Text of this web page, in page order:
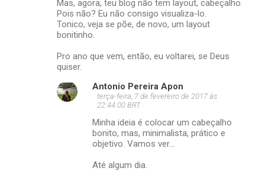
Mas, agora, teu blog não tem layout, cabeçalho.
Pois não? Eu não consigo visualiza-lo.
Tonico, veja se põe, de novo, um layout
bonitinho.
Pro ano que vem, então, eu voltarei, se Deus
quiser.
Antonio Pereira Apon
terça-feira, 7 de fevereiro de 2017 às
22:44:00 BRT
Minha ideia é colocar um cabeçalho
bonito, mas, minimalista, prático e
objetivo. Vamos ver...
Até algum dia.